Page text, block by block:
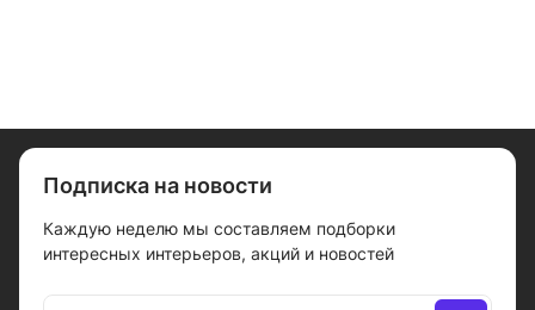
Подписка на новости
Каждую неделю мы составляем подборки
интересных интерьеров, акций и новостей